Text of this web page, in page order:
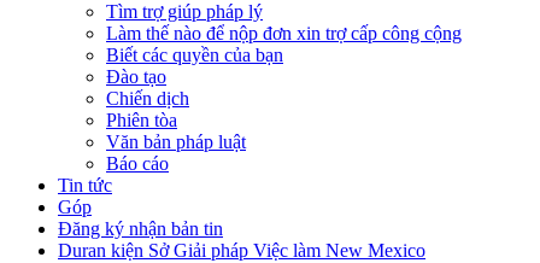
Tìm trợ giúp pháp lý
Làm thế nào để nộp đơn xin trợ cấp công cộng
Biết các quyền của bạn
Đào tạo
Chiến dịch
Phiên tòa
Văn bản pháp luật
Báo cáo
Tin tức
Góp
Đăng ký nhận bản tin
Duran kiện Sở Giải pháp Việc làm New Mexico